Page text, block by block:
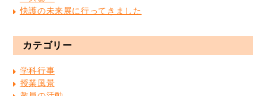
快護の未来展に行ってきました
カテゴリー
学科行事
授業風景